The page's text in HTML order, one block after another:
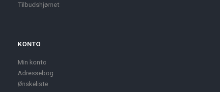
Tilbudshjørnet
KONTO
Min konto
Adressebog
Ønskeliste